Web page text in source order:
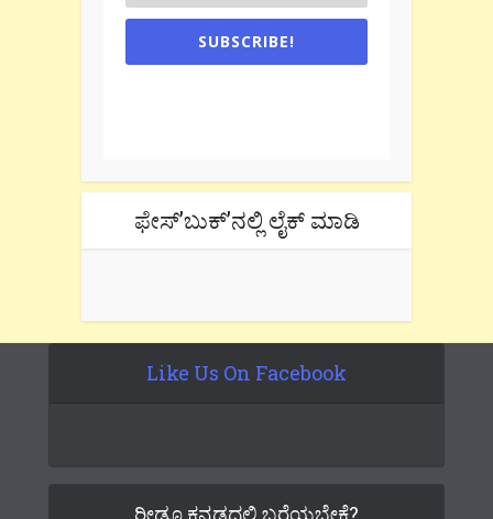
SUBSCRIBE!
ಫೇಸ್’ಬುಕ್’ನಲ್ಲಿ ಲೈಕ್ ಮಾಡಿ
Like Us On Facebook
ರೀಡೂ ಕನ್ನಡದಲ್ಲಿ ಬರೆಯಬೇಕೆ?